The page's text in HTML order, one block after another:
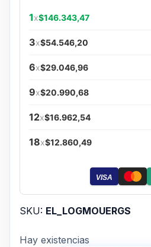
1x$146.343,47
3x$54.546,20
6x$29.046,96
9x$20.990,68
12x$16.962,54
18x$12.860,49
VISA
SKU: EL_LOGMOUERGS
Hay existencias